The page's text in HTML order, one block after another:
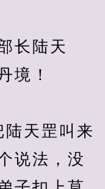
长陆天
境！
天罡叫来
说法，没